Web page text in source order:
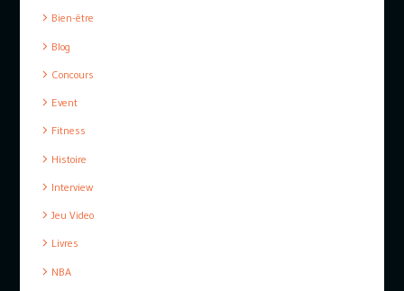
Bien-être
Blog
Concours
Event
Fitness
Histoire
Interview
Jeu Video
Livres
NBA